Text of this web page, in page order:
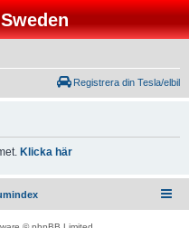
Registrera din Tesla/elbil
Klicka här